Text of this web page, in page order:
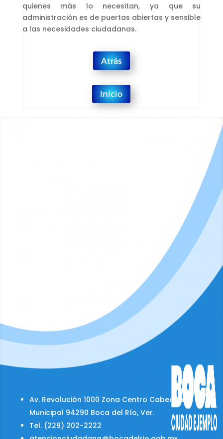
quienes más lo necesitan, ya que su
administración es de puertas abiertas y sensible
a las necesidades ciudadanas.
Atrás
Inicio
Av. Revolución 1000 Zona Centro Cabecera
Municipal 94290 Boca del Río, Ver.
Tel. (229) 202-2222